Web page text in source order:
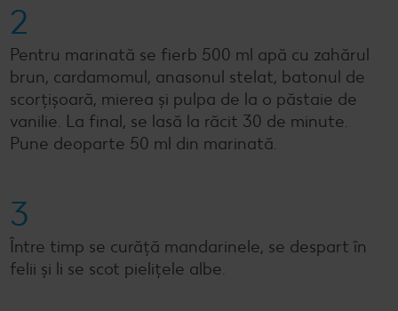
2
Pentru marinată se fierb 500 ml apă cu zahărul
brun, cardamomul, anasonul stelat, batonul de
scorțișoară, mierea și pulpa de la o păstaie de
vanilie. La final, se lasă la răcit 30 de minute.
Pune deoparte 50 ml din marinată.
3
Între timp se curăță mandarinele, se despart în
felii și li se scot pielițele albe.